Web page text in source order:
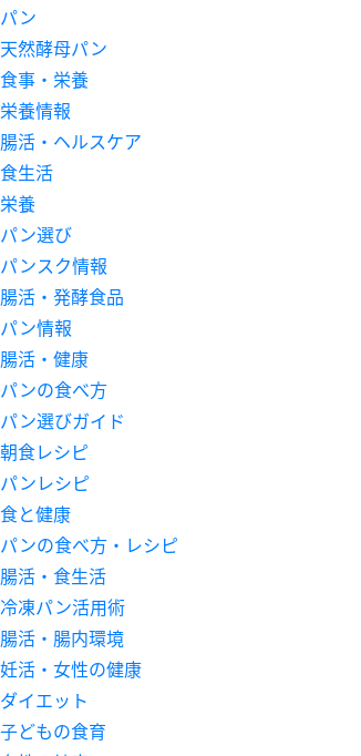
パン
天然酵母パン
食事・栄養
栄養情報
腸活・ヘルスケア
食生活
栄養
パン選び
パンスク情報
腸活・発酵食品
パン情報
腸活・健康
パンの食べ方
パン選びガイド
朝食レシピ
パンレシピ
食と健康
パンの食べ方・レシピ
腸活・食生活
冷凍パン活用術
腸活・腸内環境
妊活・女性の健康
ダイエット
子どもの食育